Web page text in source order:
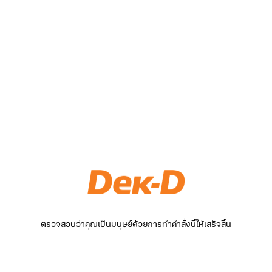
ตรวจสอบว่าคุณเป็นมนุษย์ด้วยการทำคำสั่งนี้ให้เสร็จสิ้น